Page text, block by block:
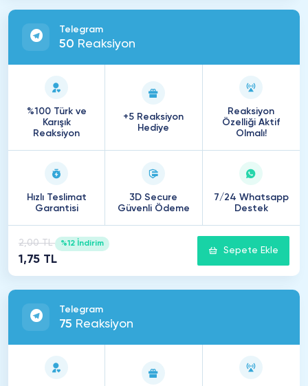
Telegram
50 Reaksiyon
%100 Türk ve
Karışık
Reaksiyon
+5 Reaksiyon
Hediye
Reaksiyon
Özelliği Aktif
Olmalı!
Hızlı Teslimat
Garantisi
3D Secure
Güvenli Ödeme
7/24 Whatsapp
Destek
2,00 TL %12 İndirim
1,75 TL
Sepete Ekle
Telegram
75 Reaksiyon